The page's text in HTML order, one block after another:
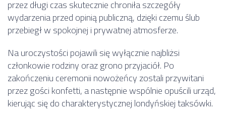
przez długi czas skutecznie chroniła szczegóły
wydarzenia przed opinią publiczną, dzięki czemu ślub
przebiegł w spokojnej i prywatnej atmosferze.
Na uroczystości pojawili się wyłącznie najbliżsi
członkowie rodziny oraz grono przyjaciół. Po
zakończeniu ceremonii nowożeńcy zostali przywitani
przez gości konfetti, a następnie wspólnie opuścili urząd,
kierując się do charakterystycznej londyńskiej taksówki.